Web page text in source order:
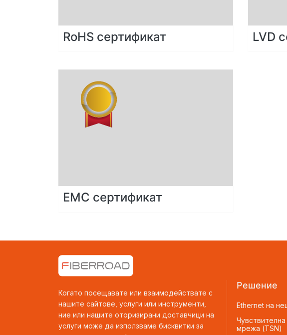
RoHS сертификат LVD
EMC сертификат
Когато посещавате или взаимодействате с
нашите сайтове, услуги или инструменти,
ние или нашите оторизирани доставчици на
услуги може да използваме бисквитки за
Решение
Ethernet на
мрежа (TSN)